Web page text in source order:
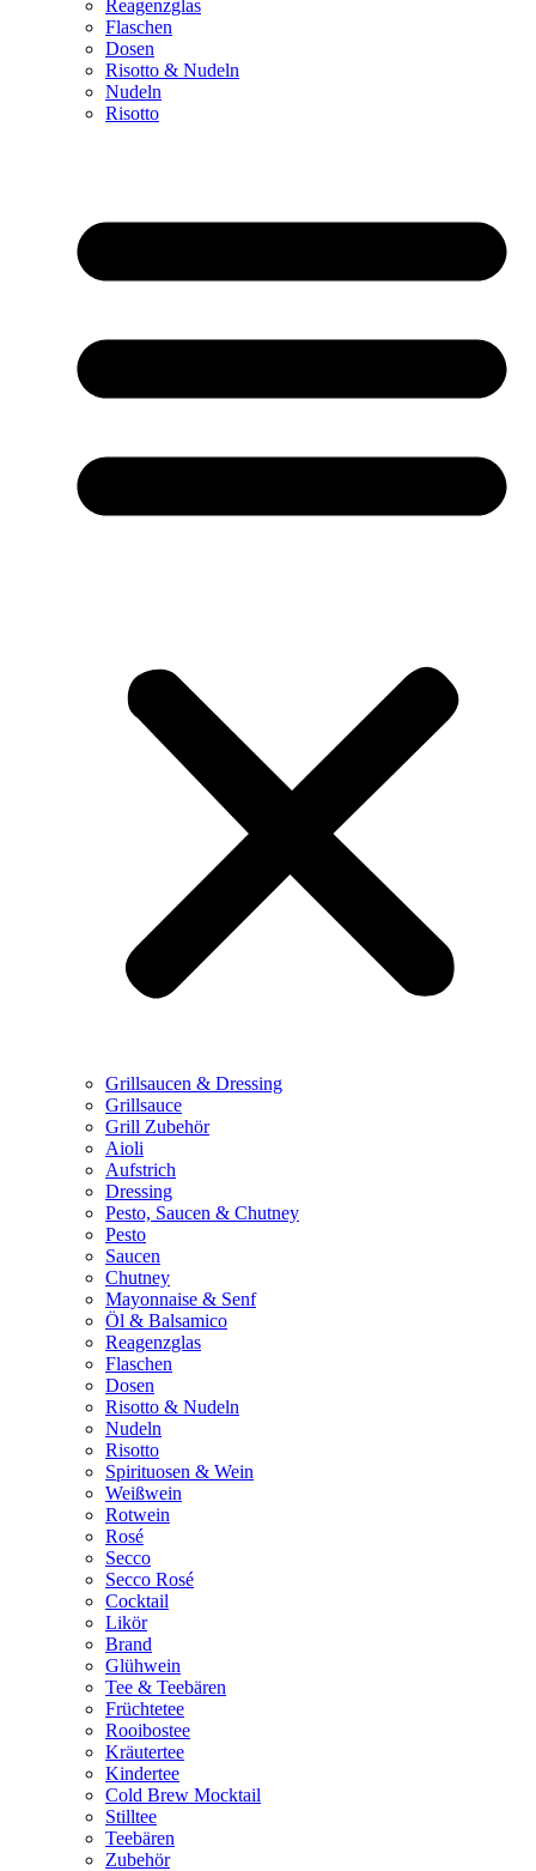
Reagenzglas
Flaschen
Dosen
Risotto & Nudeln
Nudeln
Risotto
Grillsaucen & Dressing
Grillsauce
Grill Zubehör
Aioli
Aufstrich
Dressing
Pesto, Saucen & Chutney
Pesto
Saucen
Chutney
Mayonnaise & Senf
Öl & Balsamico
Reagenzglas
Flaschen
Dosen
Risotto & Nudeln
Nudeln
Risotto
Spirituosen & Wein
Weißwein
Rotwein
Rosé
Secco
Secco Rosé
Cocktail
Likör
Brand
Glühwein
Tee & Teebären
Früchtetee
Rooibostee
Kräutertee
Kindertee
Cold Brew Mocktail
Stilltee
Teebären
Zubehör